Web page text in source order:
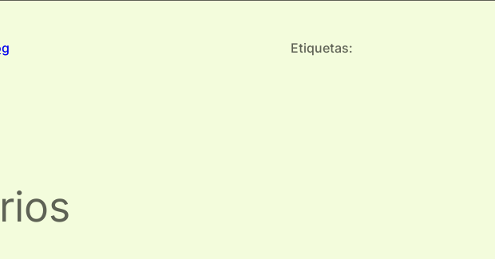
Etiquetas: